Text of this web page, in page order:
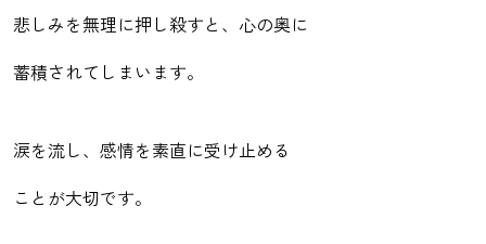
悲しみを無理に押し殺すと、心の奥に
蓄積されてしまいます。
涙を流し、感情を素直に受け止める
ことが大切です。